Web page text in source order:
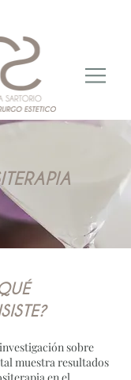
sobre
muestra resultados